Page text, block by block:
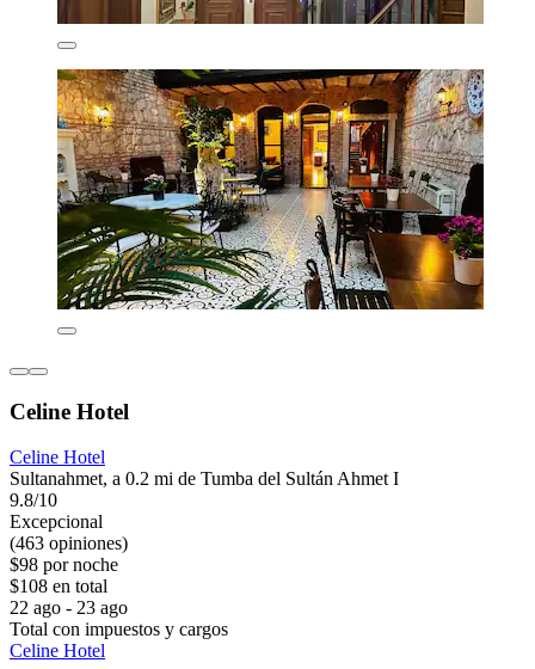
Celine Hotel
Celine Hotel
Sultanahmet, a 0.2 mi de Tumba del Sultán Ahmet I
9.8/10
Excepcional
(463 opiniones)
$98 por noche
$108 en total
22 ago - 23 ago
Total con impuestos y cargos
Celine Hotel